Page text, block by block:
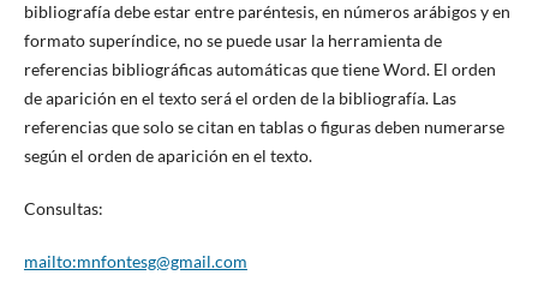
bibliografía debe estar entre paréntesis, en números arábigos y en
formato superíndice, no se puede usar la herramienta de
referencias bibliográficas automáticas que tiene Word. El orden
de aparición en el texto será el orden de la bibliografía. Las
referencias que solo se citan en tablas o figuras deben numerarse
según el orden de aparición en el texto.
Consultas:
mailto:mnfontesg@gmail.com